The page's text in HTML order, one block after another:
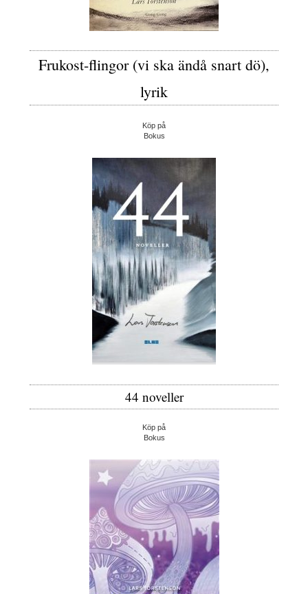
Frukost-flingor (vi ska ändå snart dö),
lyrik
Köp på
Bokus
44 noveller
Köp på
Bokus